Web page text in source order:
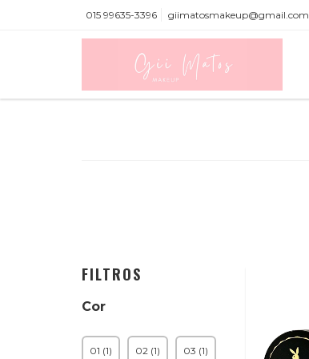
015 99635-3396 giimatosmakeup@gmail.com
FILTROS
Cor
01 (1) 02 (1) 03 (1)